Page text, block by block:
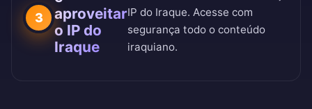
3
aproveitar
o IP do
Iraque
IP do Iraque. Acesse com
segurança todo o conteúdo
iraquiano.